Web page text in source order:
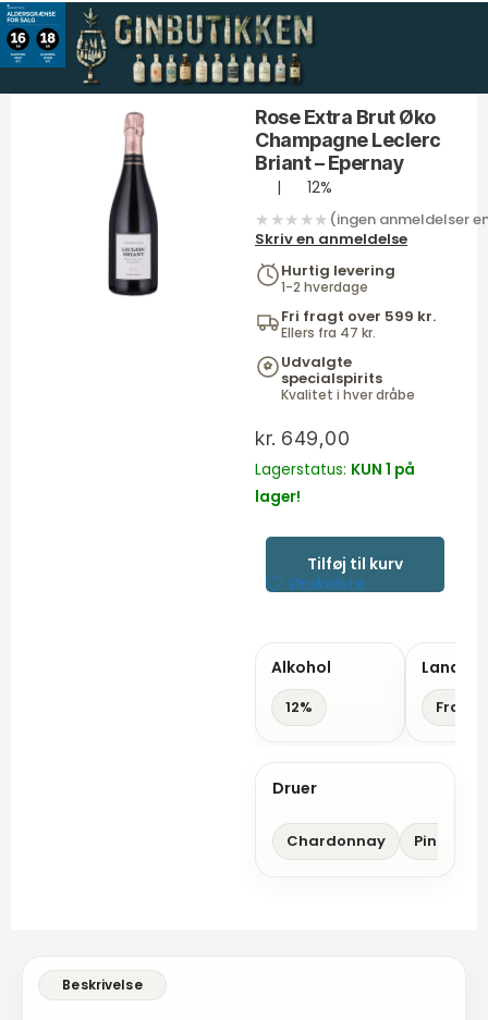
Gå
til
indholdet
Rose Extra Brut Øko
Champagne Leclerc
Briant – Epernay
12%
★★★★★ (ingen anmeldelser
Skriv en anmeldelse
Hurtig levering
1-2 hverdage
Fri fragt over 599 kr.
Ellers fra 47 kr.
Udvalgte
specialspirits
Kvalitet i hver dråbe
kr. 649,00
Lagerstatus: KUN 1 på
lager!
Extra
Champagne
Leclerc
Briant
antal
Tilføj til kurv
Ønskeliste
Alkohol
12%
Land
Druer
Chardonnay Pinot Noir
Briant
-
Epernay